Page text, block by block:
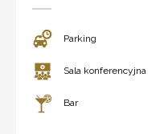
Parking
Sala konferencyjna
Bar